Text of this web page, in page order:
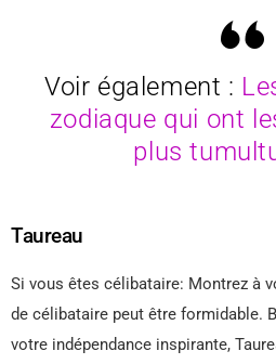
Voir également :
zodiaque qui ont
plus
Taureau
Si vous êtes célibataire: Montrez à
de célibataire peut être formidable.
votre indépendance inspirante,